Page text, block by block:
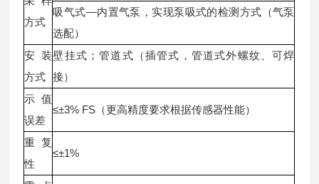
方式
吸气式—内置气泵，实现泵吸式的检测方式（气泵
选配）
安装
方式
壁挂式；管道式（插管式，管道式外螺纹、可焊
接）
示值
误差
≤±3% FS（更高精度要求根据传感器性能）
重复
性
≤±1%